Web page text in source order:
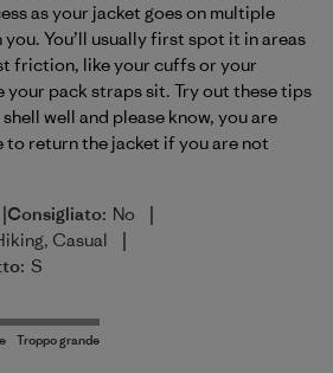
as your jacket goes on multiple
You’ll usually first spot it in areas
friction, like your cuffs or your
your pack straps sit. Try out these tips
well and please know, you are
to return the jacket if you are not
|Consigliato: No |
Casual |
S